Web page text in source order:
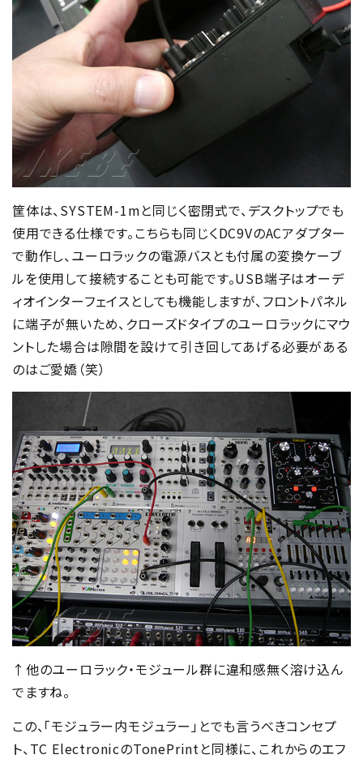
筐体は、SYSTEM-1mと同じく密閉式で、デスクトップでも
使用できる仕様です。こちらも同じくDC9VのACアダプター
で動作し、ユーロラックの電源バスとも付属の変換ケーブ
ルを使用して接続することも可能です。USB端子はオーデ
ィオインターフェイスとしても機能しますが、フロントパネル
に端子が無いため、クローズドタイプのユーロラックにマウ
ントした場合は隙間を設けて引き回してあげる必要がある
のはご愛嬌（笑）
↑他のユーロラック・モジュール群に違和感無く溶け込ん
でますね。
この、「モジュラー内モジュラー」とでも言うべきコンセプ
ト、TC ElectronicのTonePrintと同様に、これからのエフ